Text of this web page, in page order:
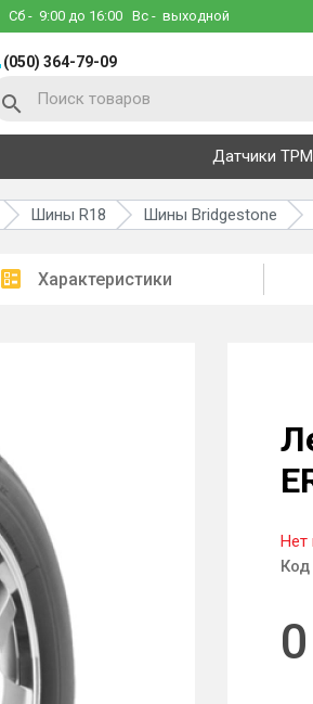
Сб - 9:00 до 16:00 Вс - выходной
(050) 364-79-09
Датчики
Шины R18 Шины Bridgestone
Характеристики
Нет
Код
0